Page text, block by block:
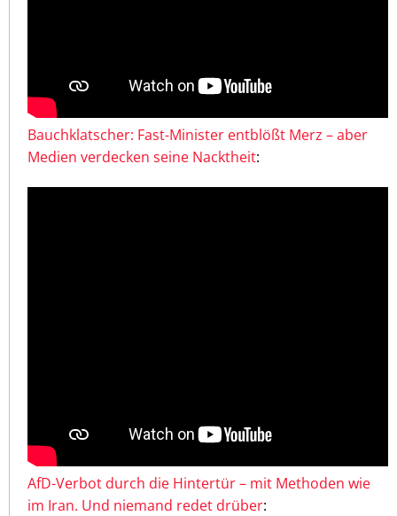
Bauchklatscher: Fast-Minister entblößt Merz – aber
Medien verdecken seine Nacktheit:
AfD-Verbot durch die Hintertür – mit Methoden wie
im Iran. Und niemand redet drüber: